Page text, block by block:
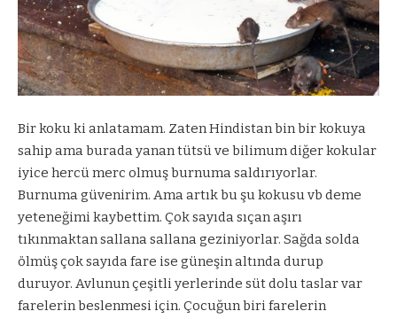
Bir koku ki anlatamam. Zaten Hindistan bin bir kokuya
sahip ama burada yanan tütsü ve bilimum diğer kokular
iyice hercü merc olmuş burnuma saldırıyorlar.
Burnuma güvenirim. Ama artık bu şu kokusu vb deme
yeteneğimi kaybettim. Çok sayıda sıçan aşırı
tıkınmaktan sallana sallana geziniyorlar. Sağda solda
ölmüş çok sayıda fare ise güneşin altında durup
duruyor. Avlunun çeşitli yerlerinde süt dolu taslar var
farelerin beslenmesi için. Çocuğun biri farelerin